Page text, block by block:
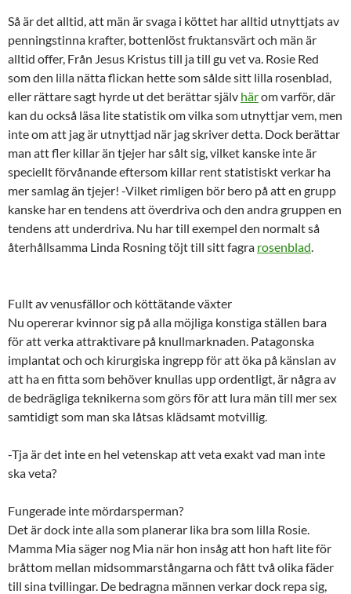
Så är det alltid, att män är svaga i köttet har alltid utnyttjats av
penningstinna krafter, bottenlöst fruktansvärt och män är
alltid offer, Från Jesus Kristus till ja till gu vet va. Rosie Red
som den lilla nätta flickan hette som sålde sitt lilla rosenblad,
eller rättare sagt hyrde ut det berättar själv härom varför, där
kan du också läsa lite statistik om vilka som utnyttjar vem, men
inte om att jag är utnyttjad när jag skriver detta. Dock berättar
man att fler killar än tjejer har sålt sig, vilket kanske inte är
speciellt förvånande eftersom killar rent statistiskt verkar ha
mer samlag än tjejer! -Vilket rimligen bör bero på att en grupp
kanske har en tendens att överdriva och den andra gruppen en
tendens att underdriva. Nu har till exempel den normalt så
återhållsamma Linda Rosning töjt till sitt fagra rosenblad.
Fullt av venusfällor och köttätande växter
Nu opererar kvinnor sig på alla möjliga konstiga ställen bara
för att verka attraktivare på knullmarknaden. Patagonska
implantat och och kirurgiska ingrepp för att öka på känslan av
att ha en fitta som behöver knullas upp ordentligt, är några av
de bedrägliga teknikerna som görs för att lura män till mer sex
samtidigt som man ska låtsas klädsamt motvillig.
-Tja är det inte en hel vetenskap att veta exakt vad man inte
ska veta?
Fungerade inte mördarsperman?
Det är dock inte alla som planerar lika bra som lilla Rosie.
Mamma Mia säger nog Mia när hon insåg att hon haft lite för
bråttom mellan midsommarstångarna och fått två olika fäder
till sina tvillingar. De bedragna männen verkar dock repa sig,